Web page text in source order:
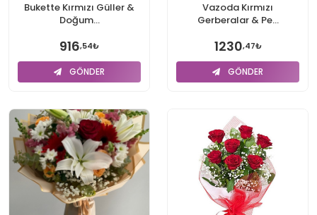
Bukette Kırmızı Güller &
Doğum...
916,54₺
GÖNDER
Vazoda Kırmızı
Gerberalar & Pe...
1230,47₺
GÖNDER